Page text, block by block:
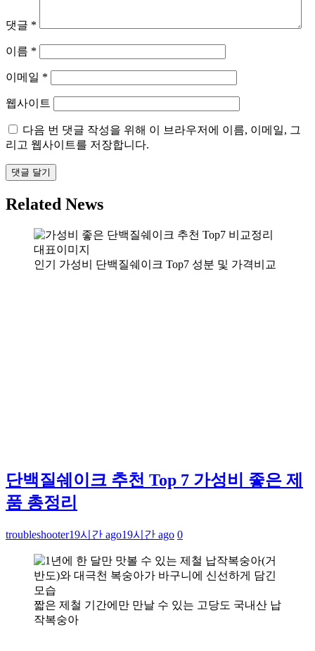
댓글 *
이름 *
이메일 *
웹사이트
다음 번 댓글 작성을 위해 이 브라우저에 이름, 이메일, 그
리고 웹사이트를 저장합니다.
Related News
인기 가성비 단백질쉐이크 Top7 성분 및 가격비교
단백질쉐이크 추천 Top 7 가성비 좋은 제
품 총정리
troubleshooter19시간 ago19시간 ago 0
짧은 제철 기간에만 만날 수 있는 고당도 국내산 납
작복숭아